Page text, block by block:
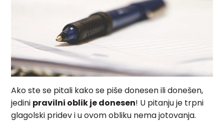
Ako ste se pitali kako se piše donesen ili donešen,
jedini pravilni oblik je donesen! U pitanju je trpni
glagolski pridev i u ovom obliku nema jotovanja.